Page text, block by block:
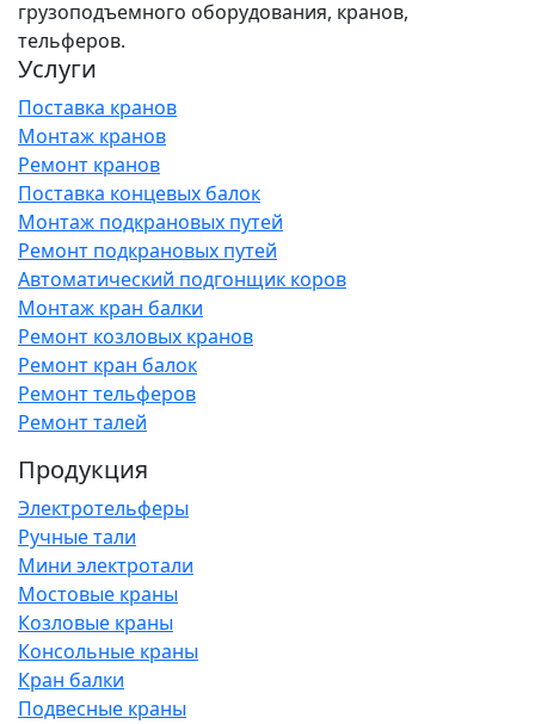
грузоподъемного оборудования, кранов,
тельферов.
Услуги
Поставка кранов
Монтаж кранов
Ремонт кранов
Поставка концевых балок
Монтаж подкрановых путей
Ремонт подкрановых путей
Автоматический подгонщик коров
Монтаж кран балки
Ремонт козловых кранов
Ремонт кран балок
Ремонт тельферов
Ремонт талей
Продукция
Электротельферы
Ручные тали
Мини электротали
Мостовые краны
Козловые краны
Консольные краны
Кран балки
Подвесные краны